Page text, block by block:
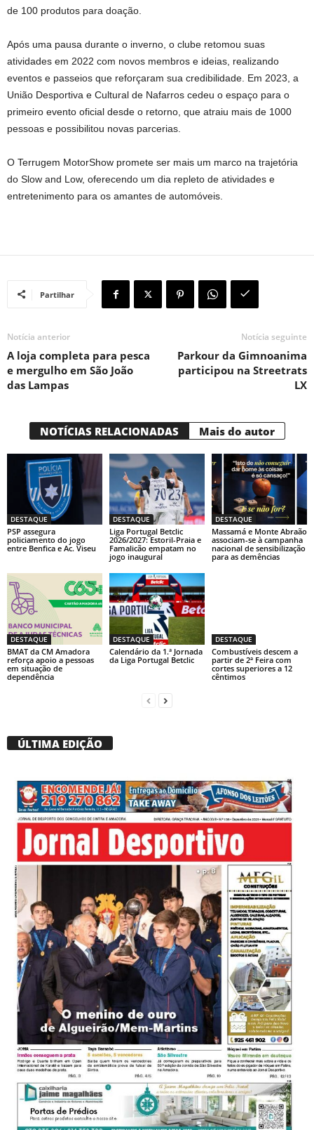
de 100 produtos para doação.
Após uma pausa durante o inverno, o clube retomou suas
atividades em 2022 com novos membros e ideias, realizando
eventos e passeios que reforçaram sua credibilidade. Em 2023, a
União Desportiva e Cultural de Nafarros cedeu o espaço para o
primeiro evento oficial desde o retorno, que atraiu mais de 1000
pessoas e possibilitou novas parcerias.
O Terrugem MotorShow promete ser mais um marco na trajetória
do Slow and Low, oferecendo um dia repleto de atividades e
entretenimento para os amantes de automóveis.
Partilhar
Notícia anterior
A loja completa para pesca
e mergulho em São João
das Lampas
Notícia seguinte
Parkour da Gimnoanima
participou na Streetrats
LX
NOTÍCIAS RELACIONADAS Mais do autor
DESTAQUE
PSP assegura
policiamento do jogo
entre Benfica e Ac. Viseu
DESTAQUE
Liga Portugal Betclic
2026/2027: Estoril-Praia e
Famalicão empatam no
jogo inaugural
DESTAQUE
Massamá e Monte Abraão
associam-se à campanha
nacional de sensibilização
para as demências
DESTAQUE
BMAT da CM Amadora
reforça apoio a pessoas
em situação de
dependência
DESTAQUE
Calendário da 1.ª Jornada
da Liga Portugal Betclic
DESTAQUE
Combustíveis descem a
partir de 2ª Feira com
cortes superiores a 12
cêntimos
ÚLTIMA EDIÇÃO